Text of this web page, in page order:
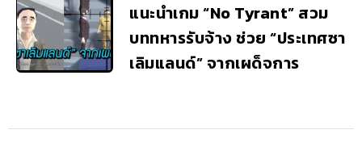
แนะนำเกม “No Tyrant” สวม
บททหารรับจ้าง ช่วย “ประเทศซา
เลิมแลนด์” จากเผด็จการ